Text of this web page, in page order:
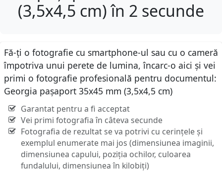
(3,5x4,5 cm) în 2 secunde
Fă-ți o fotografie cu smartphone-ul sau cu o cameră
împotriva unui perete de lumina, încarc-o aici și vei
primi o fotografie profesională pentru documentul:
Georgia pașaport 35x45 mm (3,5x4,5 cm)
Garantat pentru a fi acceptat
Vei primi fotografia în câteva secunde
Fotografia de rezultat se va potrivi cu cerințele și
exemplul enumerate mai jos (dimensiunea imaginii,
dimensiunea capului, poziția ochilor, culoarea
fundalului, dimensiunea în kilobiți)